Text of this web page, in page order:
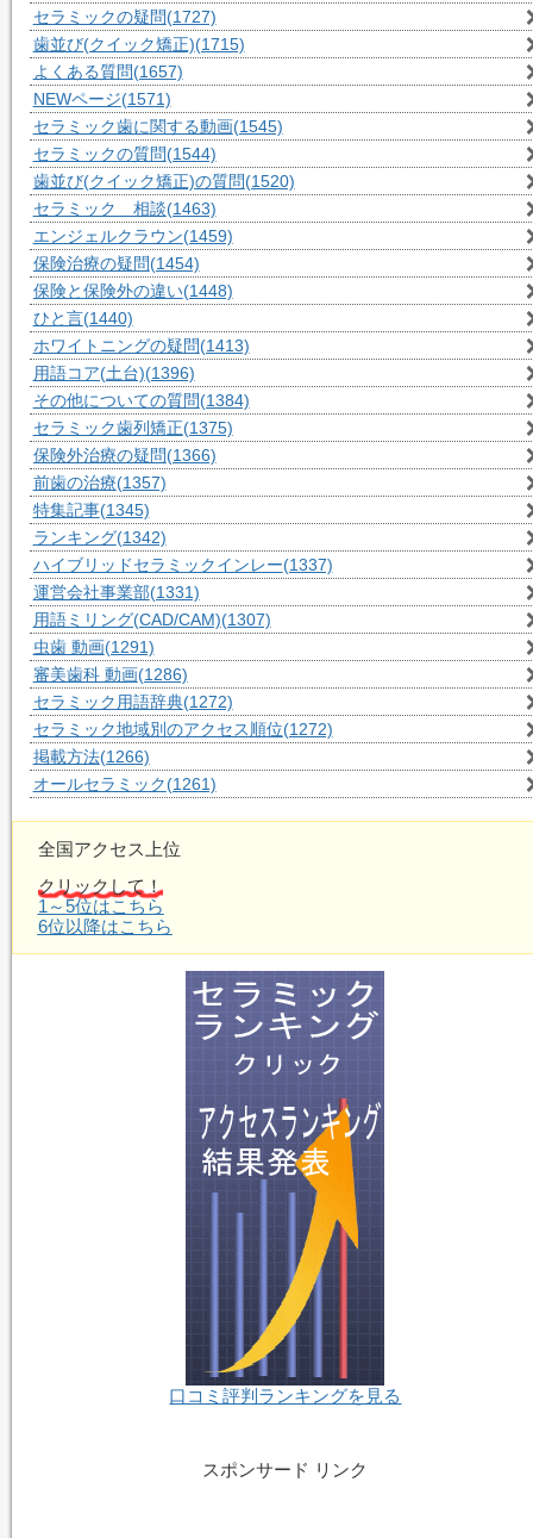
セラミックの疑問(1727)
歯並び(クイック矯正)(1715)
よくある質問(1657)
NEWページ(1571)
セラミック歯に関する動画(1545)
セラミックの質問(1544)
歯並び(クイック矯正)の質問(1520)
セラミック 相談(1463)
エンジェルクラウン(1459)
保険治療の疑問(1454)
保険と保険外の違い(1448)
ひと言(1440)
ホワイトニングの疑問(1413)
用語コア(土台)(1396)
その他についての質問(1384)
セラミック歯列矯正(1375)
保険外治療の疑問(1366)
前歯の治療(1357)
特集記事(1345)
ランキング(1342)
ハイブリッドセラミックインレー(1337)
運営会社事業部(1331)
用語ミリング(CAD/CAM)(1307)
虫歯 動画(1291)
審美歯科 動画(1286)
セラミック用語辞典(1272)
セラミック地域別のアクセス順位(1272)
掲載方法(1266)
オールセラミック(1261)
全国アクセス上位
クリックして！
1～5位はこちら
6位以降はこちら
口コミ評判ランキングを見る
スポンサード リンク